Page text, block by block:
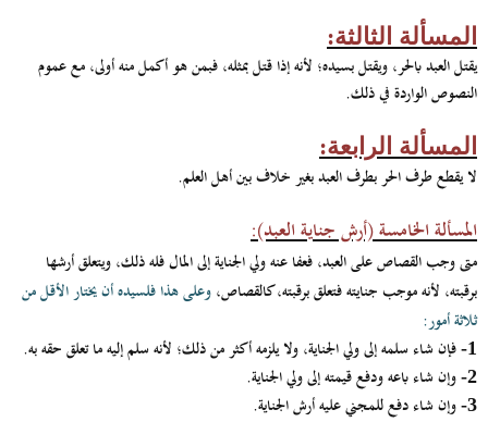
المسألة الثالثة:
يقتل العبد بالحر، ويقتل بسيده؛ لأنه إذا قتل بمثله، فبمن هو أكمل منه أولى، مع عموم
النصوص الواردة في ذلك.
المسألة الرابعة:
لا يقطع طرف الحر بطرف العبد بغير خلاف بين أهل العلم.
المسألة الخامسة (أرش جناية العبد):
متى وجب القصاص على العبد، فعفا عنه ولي الجناية إلى المال فله ذلك، ويتعلق أرشها
برقبته، لأنه موجب جنايته فتعلق برقبته، كالقصاص،وعلى هذا فلسيده أن يختار الأقل من
ثلاثة أمور:
1- فإن شاء سلمه إلى ولي الجناية، ولا يلزمه أكثر من ذلك؛ لأنه سلم إليه ما تعلق حقه به.
2- وإن شاء باعه ودفع قيمته إلى ولي الجناية.
3- وإن شاء دفع للمجني عليه أرش الجناية.